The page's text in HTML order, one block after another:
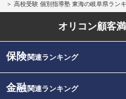
高校受験 個別指導塾 東海の岐阜県ラン
オリコン顧客
保険関連ランキング
金融関連ランキング